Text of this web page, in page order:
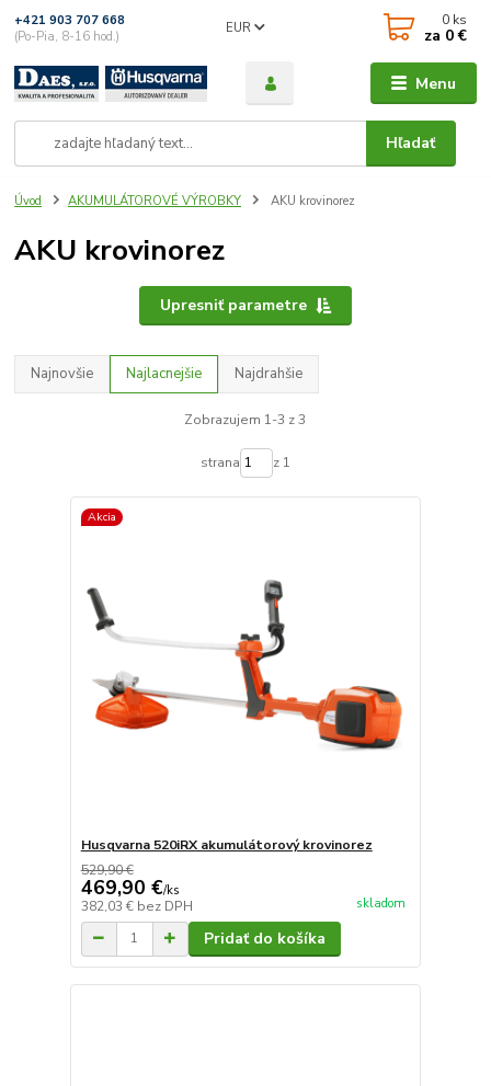
Menu
EUR
Hľadať
+421 903 707 668
(Po-Pia, 8-16 hod.)
0 ks
za 0 €
Úvod AKUMULÁTOROVÉ VÝROBKY AKU krovinorez
AKU krovinorez
Upresniť parametre
Najnovšie Najlacnejšie Najdrahšie
Zobrazujem 1-3 z 3
strana z 1
Akcia
Husqvarna 520iRX akumulátorový krovinorez
529,90 €
469,90 €/ks
382,03 € bez DPH skladom
Pridať do košíka